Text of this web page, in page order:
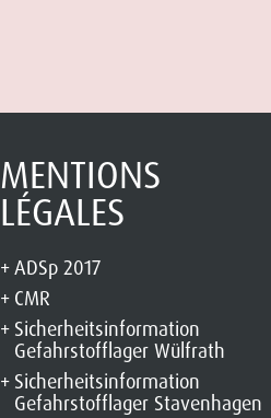
MENTIONS
LÉGALES
ADSp 2017
CMR
Sicherheitsinformation
Gefahrstofflager Wülfrath
Sicherheitsinformation
Gefahrstofflager Stavenhagen